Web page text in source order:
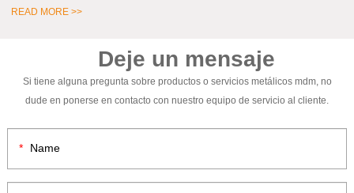
READ MORE >>
Deje un mensaje
Si tiene alguna pregunta sobre productos o servicios metálicos mdm, no
dude en ponerse en contacto con nuestro equipo de servicio al cliente.
Name